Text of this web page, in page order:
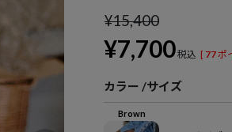
¥15,400
¥7,700税込 [ 77ポ
カラー サイズ
Brown